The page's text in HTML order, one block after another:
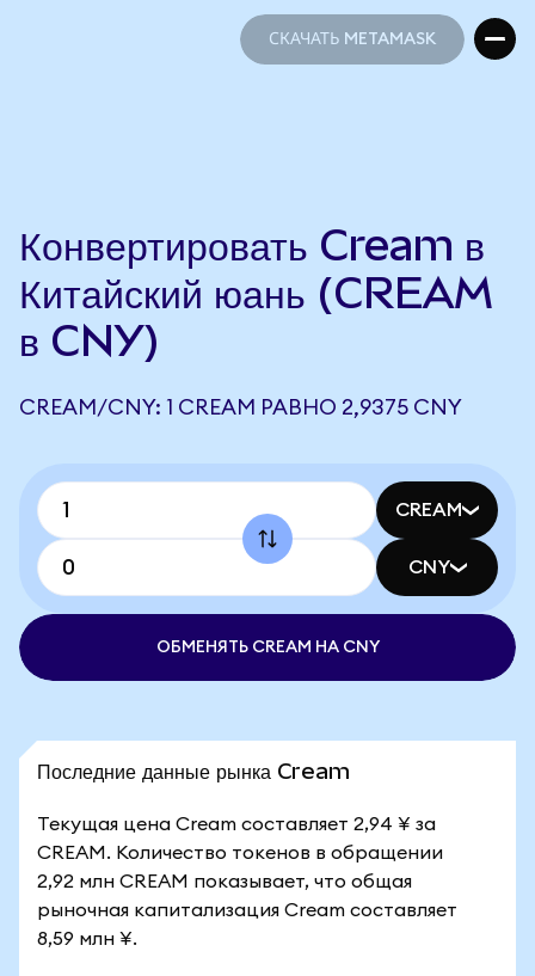
СКАЧАТЬ METAMASK
Конвертировать Cream в
Китайский юань (CREAM
в CNY)
CREAM/CNY: 1 CREAM РАВНО 2,9375 CNY
CREAM
CNY
ОБМЕНЯТЬ CREAM НА CNY
Последние данные рынка Cream
Текущая цена Cream составляет 2,94 ¥ за
CREAM. Количество токенов в обращении
2,92 млн CREAM показывает, что общая
рыночная капитализация Cream составляет
8,59 млн ¥.